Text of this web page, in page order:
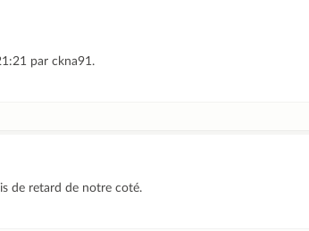
par ckna91.
de retard de notre coté.